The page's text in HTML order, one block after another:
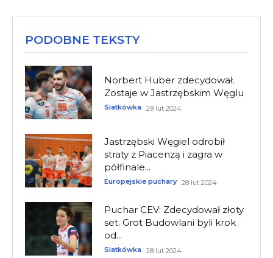
PODOBNE TEKSTY
Norbert Huber zdecydował.
Zostaje w Jastrzębskim Węglu
Siatkówka 29 lut 2024
Jastrzębski Węgiel odrobił
straty z Piacenzą i zagra w
półfinale...
Europejskie puchary 28 lut 2024
Puchar CEV: Zdecydował złoty
set. Grot Budowlani byli krok
od...
Siatkówka 28 lut 2024